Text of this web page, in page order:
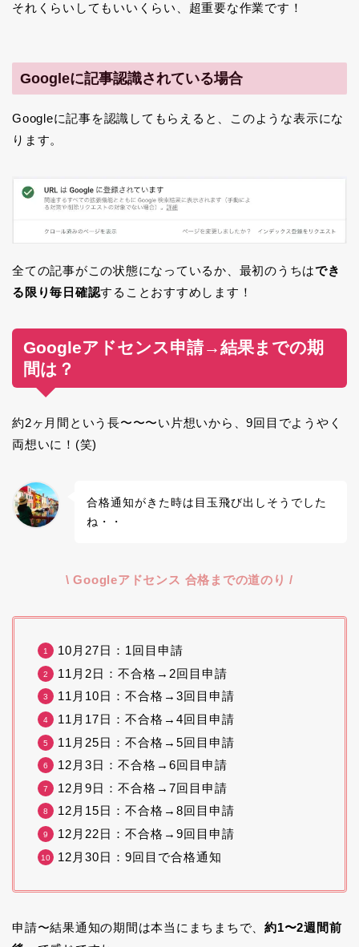
それくらいしてもいいくらい、超重要な作業です！
Googleに記事認識されている場合
Googleに記事を認識してもらえると、このような表示にな
ります。
全ての記事がこの状態になっているか、最初のうちはでき
る限り毎日確認することおすすめします！
Googleアドセンス申請→結果までの期
間は？
約2ヶ月間という長〜〜〜い片想いから、9回目でようやく
両想いに！(笑)
合格通知がきた時は目玉飛び出しそうでした
ね・・
\ Googleアドセンス 合格までの道のり /
10月27日：1回目申請
11月2日：不合格→2回目申請
11月10日：不合格→3回目申請
11月17日：不合格→4回目申請
11月25日：不合格→5回目申請
12月3日：不合格→6回目申請
12月9日：不合格→7回目申請
12月15日：不合格→8回目申請
12月22日：不合格→9回目申請
12月30日：9回目で合格通知
申請〜結果通知の期間は本当にまちまちで、約1〜2週間前